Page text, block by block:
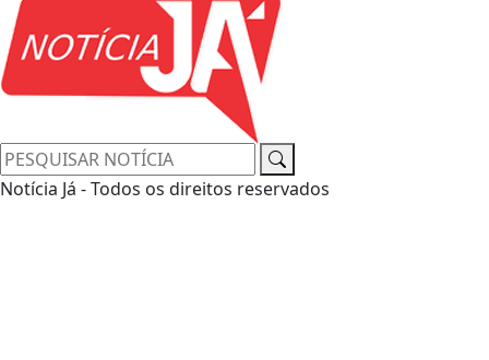
Notícia Já - Todos os direitos reservados